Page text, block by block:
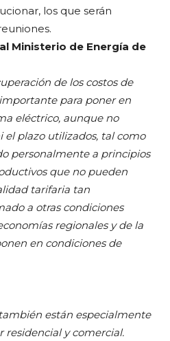
los que serán
Ministerio de Energía de
de los costos de
para poner en
eléctrico, aunque no
plazo utilizados, tal como
personalmente a principios
que no pueden
tarifaria tan
a otras condiciones
regionales y de la
en condiciones de
están especialmente
residencial y comercial.